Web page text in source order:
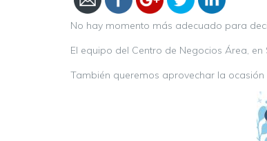
No hay momento más adecuado para
El equipo del Centro de Negocios Área,
También queremos aprovechar la